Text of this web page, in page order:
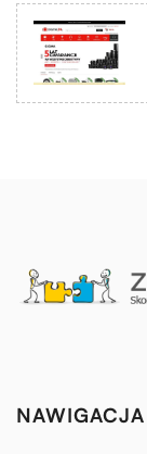
NAWIGACJA